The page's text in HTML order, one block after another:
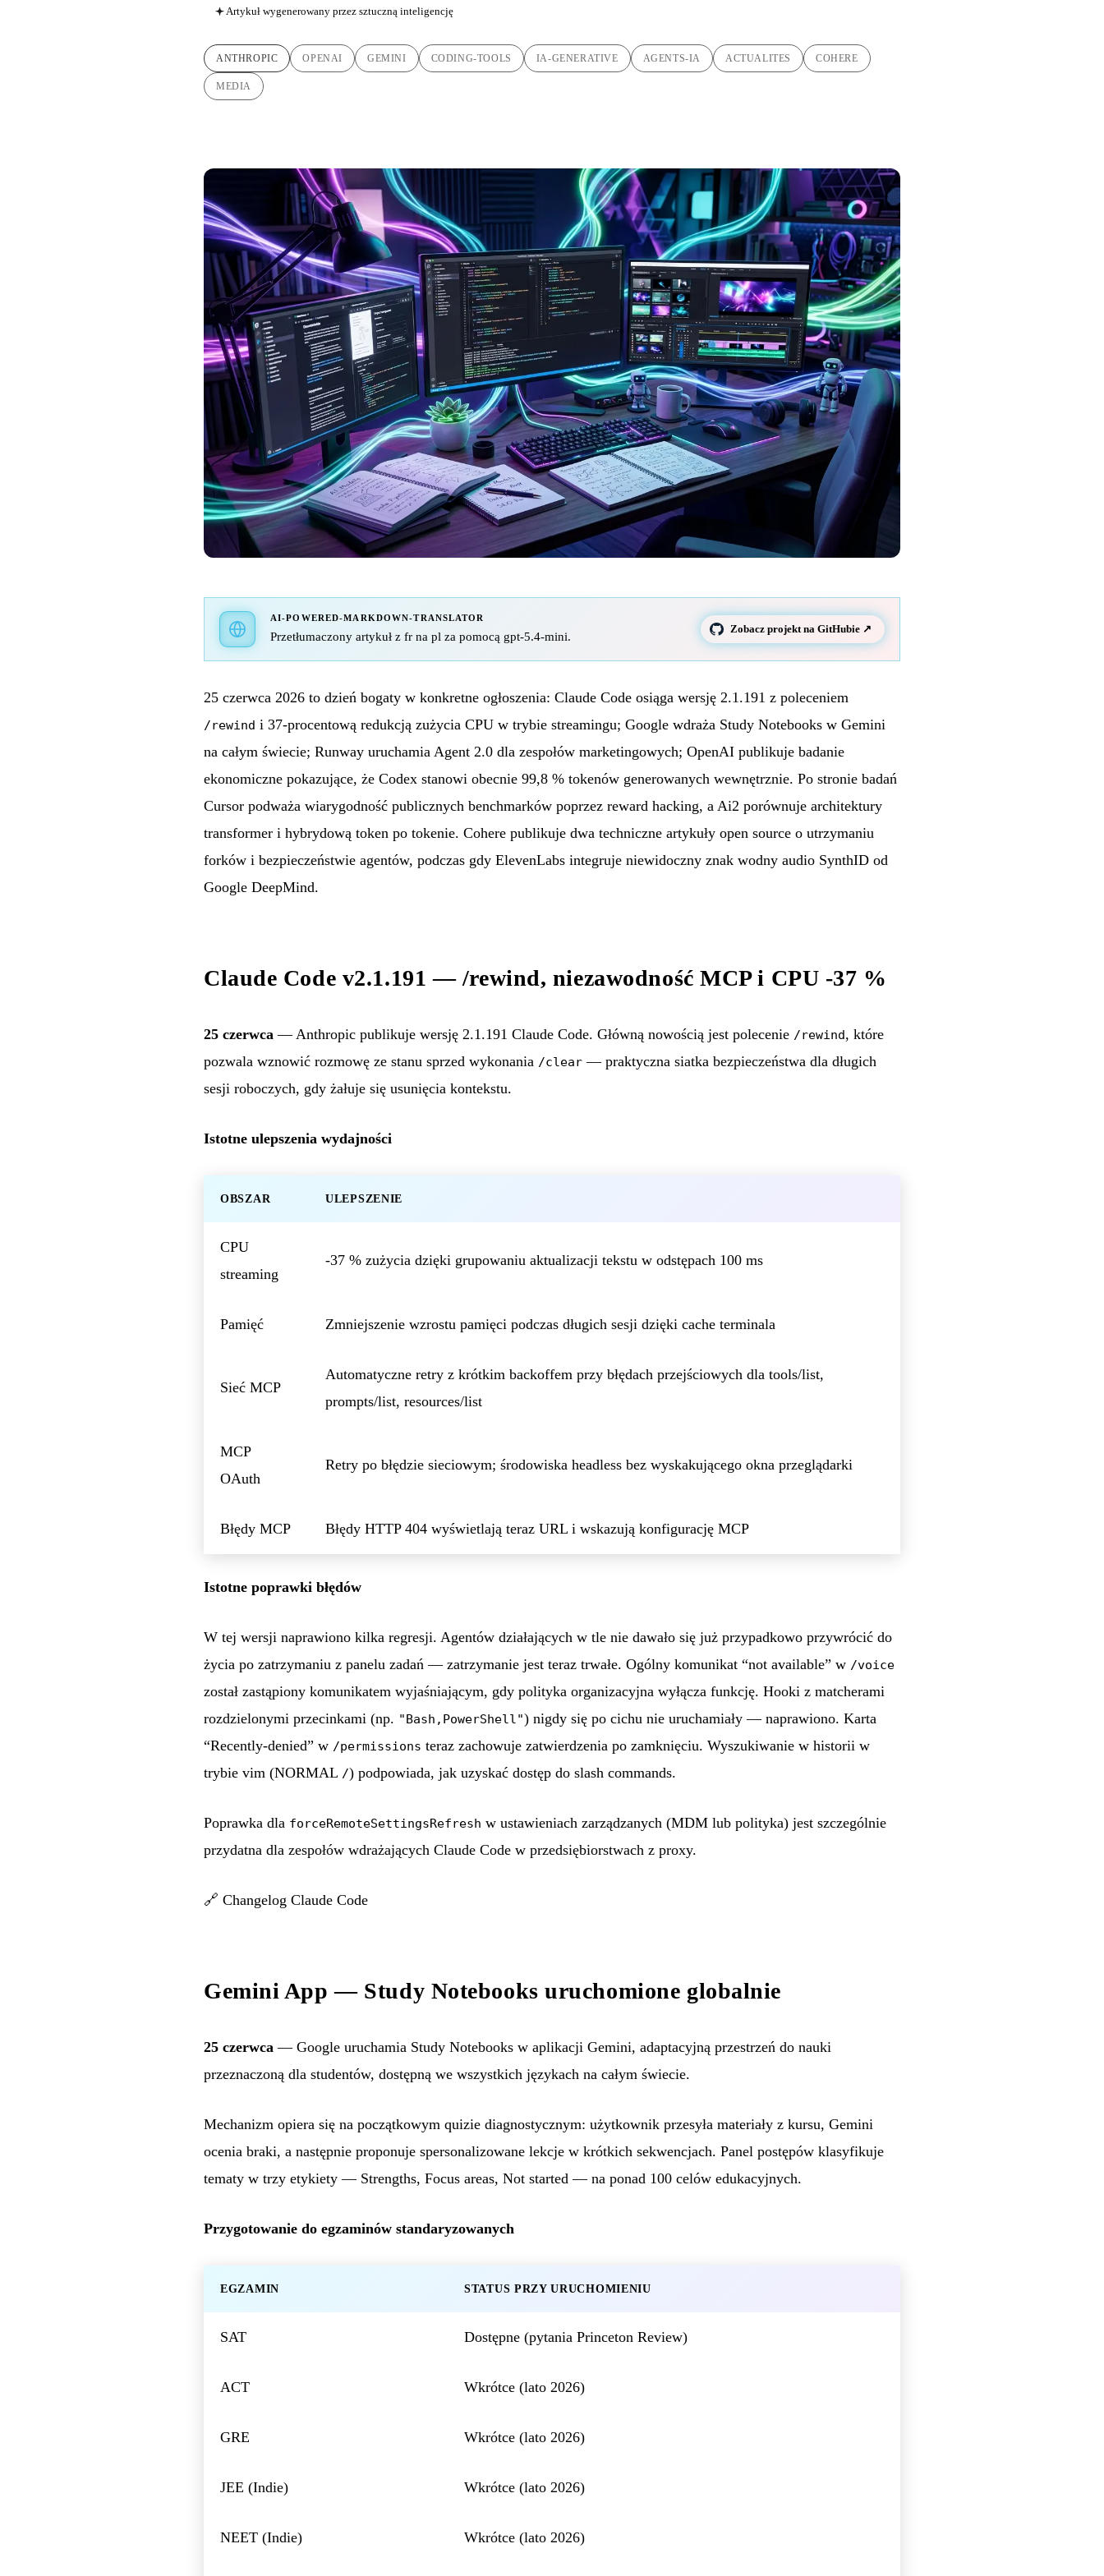
Artykuł wygenerowany przez sztuczną inteligencję
ANTHROPIC OPENAI GEMINI CODING-TOOLS IA-GENERATIVE AGENTS-IA ACTUALITES COHERE
MEDIA
AI-POWERED-MARKDOWN-TRANSLATOR
Przetłumaczony artykuł z fr na pl za pomocą gpt-5.4-mini.
Zobacz projekt na GitHubie ↗
25 czerwca 2026 to dzień bogaty w konkretne ogłoszenia: Claude Code osiąga wersję 2.1.191 z poleceniem
/rewind i 37-procentową redukcją zużycia CPU w trybie streamingu; Google wdraża Study Notebooks w Gemini
na całym świecie; Runway uruchamia Agent 2.0 dla zespołów marketingowych; OpenAI publikuje badanie
ekonomiczne pokazujące, że Codex stanowi obecnie 99,8 % tokenów generowanych wewnętrznie. Po stronie badań
Cursor podważa wiarygodność publicznych benchmarków poprzez reward hacking, a Ai2 porównuje architektury
transformer i hybrydową token po tokenie. Cohere publikuje dwa techniczne artykuły open source o utrzymaniu
forków i bezpieczeństwie agentów, podczas gdy ElevenLabs integruje niewidoczny znak wodny audio SynthID od
Google DeepMind.
Claude Code v2.1.191 — /rewind, niezawodność MCP i CPU -37 %
25 czerwca — Anthropic publikuje wersję 2.1.191 Claude Code. Główną nowością jest polecenie /rewind, które
pozwala wznowić rozmowę ze stanu sprzed wykonania /clear — praktyczna siatka bezpieczeństwa dla długich
sesji roboczych, gdy żałuje się usunięcia kontekstu.
Istotne ulepszenia wydajności
OBSZAR ULEPSZENIE
CPU
streaming
-37 % zużycia dzięki grupowaniu aktualizacji tekstu w odstępach 100 ms
Pamięć Zmniejszenie wzrostu pamięci podczas długich sesji dzięki cache terminala
Sieć MCP
Automatyczne retry z krótkim backoffem przy błędach przejściowych dla tools/list,
prompts/list, resources/list
MCP
OAuth
Retry po błędzie sieciowym; środowiska headless bez wyskakującego okna przeglądarki
Błędy MCP Błędy HTTP 404 wyświetlają teraz URL i wskazują konfigurację MCP
Istotne poprawki błędów
W tej wersji naprawiono kilka regresji. Agentów działających w tle nie dawało się już przypadkowo przywrócić do
życia po zatrzymaniu z panelu zadań — zatrzymanie jest teraz trwałe. Ogólny komunikat “not available” w /voice
został zastąpiony komunikatem wyjaśniającym, gdy polityka organizacyjna wyłącza funkcję. Hooki z matcherami
rozdzielonymi przecinkami (np. "Bash,PowerShell") nigdy się po cichu nie uruchamiały — naprawiono. Karta
“Recently-denied” w /permissions teraz zachowuje zatwierdzenia po zamknięciu. Wyszukiwanie w historii w
trybie vim (NORMAL /) podpowiada, jak uzyskać dostęp do slash commands.
Poprawka dla forceRemoteSettingsRefresh w ustawieniach zarządzanych (MDM lub polityka) jest szczególnie
przydatna dla zespołów wdrażających Claude Code w przedsiębiorstwach z proxy.
🔗 Changelog Claude Code
Gemini App — Study Notebooks uruchomione globalnie
25 czerwca — Google uruchamia Study Notebooks w aplikacji Gemini, adaptacyjną przestrzeń do nauki
przeznaczoną dla studentów, dostępną we wszystkich językach na całym świecie.
Mechanizm opiera się na początkowym quizie diagnostycznym: użytkownik przesyła materiały z kursu, Gemini
ocenia braki, a następnie proponuje spersonalizowane lekcje w krótkich sekwencjach. Panel postępów klasyfikuje
tematy w trzy etykiety — Strengths, Focus areas, Not started — na ponad 100 celów edukacyjnych.
Przygotowanie do egzaminów standaryzowanych
EGZAMIN STATUS PRZY URUCHOMIENIU
SAT Dostępne (pytania Princeton Review)
ACT Wkrótce (lato 2026)
GRE Wkrótce (lato 2026)
JEE (Indie) Wkrótce (lato 2026)
NEET (Indie) Wkrótce (lato 2026)